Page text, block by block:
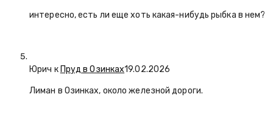
интересно, есть ли еще хоть какая-нибудь рыбка в нем?
Юрич кПруд в Озинках19.02.2026
Лиман в Озинках, около железной дороги.